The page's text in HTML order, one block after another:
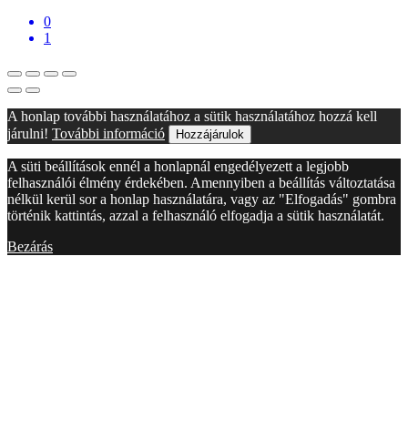
0
1
A honlap további használatához a sütik használatához hozzá kell
járulni! További információ Hozzájárulok
A süti beállítások ennél a honlapnál engedélyezett a legjobb
felhasználói élmény érdekében. Amennyiben a beállítás változtatása
nélkül kerül sor a honlap használatára, vagy az "Elfogadás" gombra
történik kattintás, azzal a felhasználó elfogadja a sütik használatát.
Bezárás